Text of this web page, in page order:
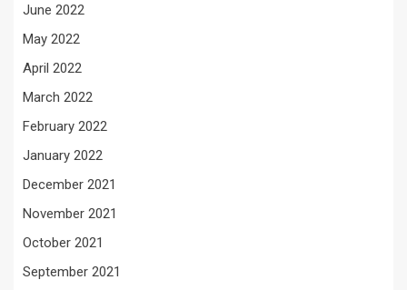
June 2022
May 2022
April 2022
March 2022
February 2022
January 2022
December 2021
November 2021
October 2021
September 2021